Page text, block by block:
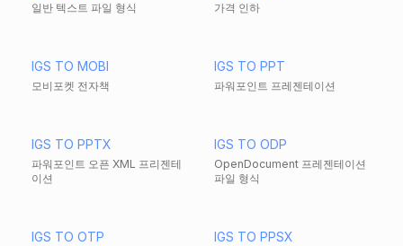
일반 텍스트 파일 형식 가격 인하
IGS TO MOBI
모비포켓 전자책
IGS TO PPT
파워포인트 프레젠테이션
IGS TO PPTX
파워포인트 오픈 XML 프리젠테
이션
IGS TO ODP
OpenDocument 프레젠테이션
파일 형식
IGS TO OTP IGS TO PPSX